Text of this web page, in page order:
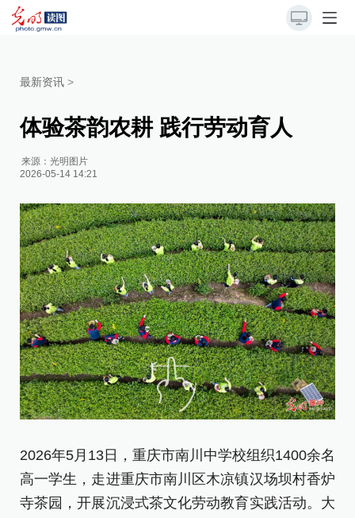
最新资讯 >
体验茶韵农耕 践行劳动育人
来源：光明图片
2026-05-14 14:21
2026年5月13日，重庆市南川中学校组织1400余名
高一学生，走进重庆市南川区木凉镇汉场坝村香炉
寺茶园，开展沉浸式茶文化劳动教育实践活动。大